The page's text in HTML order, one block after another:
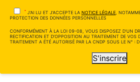
* J'AI LU ET J'ACCEPTE LA NOTICE LÉGALE ,
PROTECTION DES DONNÉES PERSONNELLES
CONFORMÉMENT À LA LOI 09-08, VOUS DISPOSEZ D'UN
RECTIFICATION ET D'OPPOSITION AU TRAITEMENT DE VOS
TRAITEMENT A ÉTÉ AUTORISÉ PAR LA CNDP SOUS LE N° :
S'inscrire